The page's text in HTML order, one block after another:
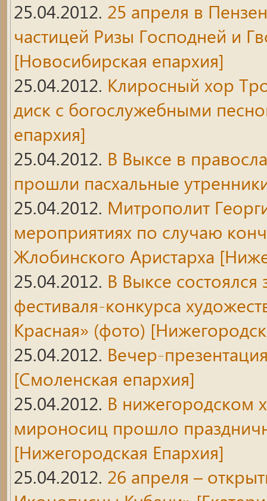
25.04.2012. 25 апреля в
частицей Ризы Господней и
[Новосибирская епархия]
25.04.2012. Клиросный хор
диск с богослужебными
епархия]
25.04.2012. В Выксе в
прошли пасхальные
25.04.2012. Митрополит
мероприятиях по случаю
Жлобинского Аристарха
25.04.2012. В Выксе
фестиваля-конкурса
Красная» (фото)
25.04.2012. Вечер-
[Смоленская епархия]
25.04.2012. В нижегородском
мироносиц прошло
[Нижегородская Епархия]
25.04.2012. 26 апреля –